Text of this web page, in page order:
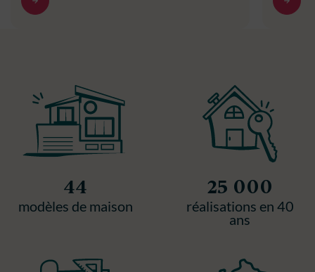
44
modèles de maison
25 000
réalisations en 40
ans